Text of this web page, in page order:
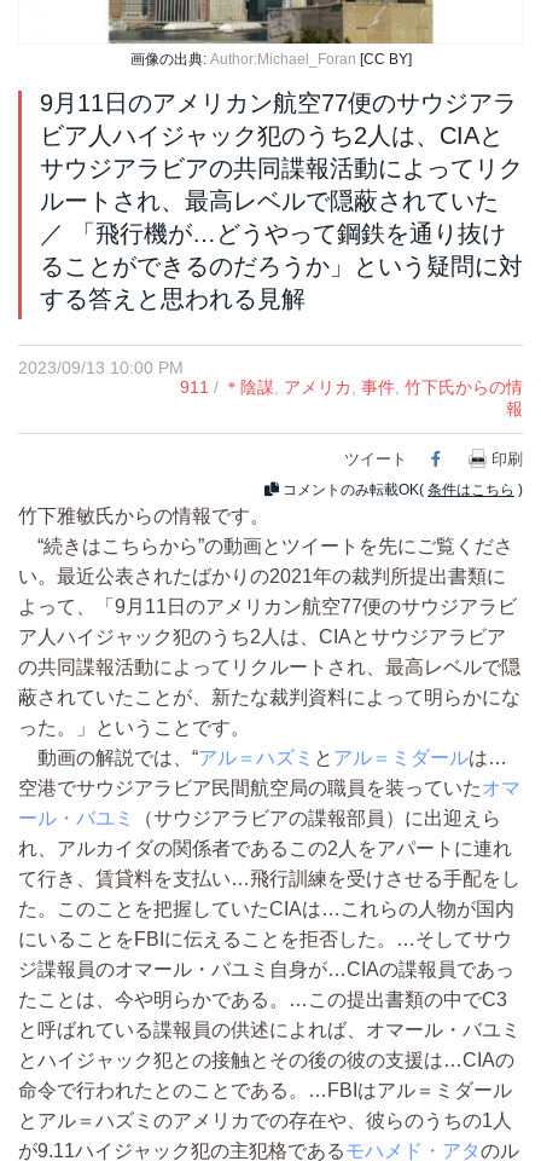
画像の出典: Author:Michael_Foran [CC BY]
9月11日のアメリカン航空77便のサウジアラ
ビア人ハイジャック犯のうち2人は、CIAと
サウジアラビアの共同諜報活動によってリク
ルートされ、最高レベルで隠蔽されていた
／ 「飛行機が…どうやって鋼鉄を通り抜け
ることができるのだろうか」という疑問に対
する答えと思われる見解
2023/09/13 10:00 PM
911 / ＊陰謀 アメリカ 事件 竹下氏からの情
報
ツイート Facebook
印刷
コメントのみ転載OK( 条件はこちら )
竹下雅敏氏からの情報です。
“続きはこちらから”の動画とツイートを先にご覧くださ
い。最近公表されたばかりの2021年の裁判所提出書類に
よって、「9月11日のアメリカン航空77便のサウジアラビ
ア人ハイジャック犯のうち2人は、CIAとサウジアラビア
の共同諜報活動によってリクルートされ、最高レベルで隠
蔽されていたことが、新たな裁判資料によって明らかにな
った。」ということです。
動画の解説では、“アル＝ハズミ と アル＝ミダールは…
空港でサウジアラビア民間航空局の職員を装っていたオマ
ール・バユミ
（サウジアラビアの諜報部員）に出迎えら
れ、アルカイダの関係者であるこの2人をアパートに連れ
て行き、賃貸料を支払い…飛行訓練を受けさせる手配をし
た。このことを把握していたCIAは…これらの人物が国内
にいることをFBIに伝えることを拒否した。…そしてサウ
ジ諜報員のオマール・バユミ自身が…CIAの諜報員であっ
たことは、今や明らかである。…この提出書類の中でC3
と呼ばれている諜報員の供述によれば、オマール・バユミ
とハイジャック犯との接触とその後の彼の支援は…CIAの
命令で行われたとのことである。…FBIはアル＝ミダール
とアル＝ハズミのアメリカでの存在や、彼らのうちの1人
が9.11ハイジャック犯の主犯格であるモハメド・アタのル